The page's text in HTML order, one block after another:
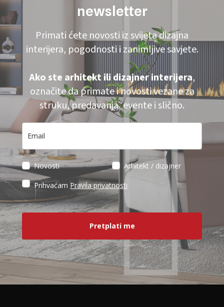
newsletter
Primati ćete novosti iz svijeta dizajna
interijera, pogodnosti i zanimljive savjete.
Ako ste arhitekt ili dizajner interijera,
označite da primate i novosti vezane za
struku, predavanja, evente i slično.
Novosti Arhitekt / dizajner
Prihvaćam Pravila privatnosti
Pretplati me